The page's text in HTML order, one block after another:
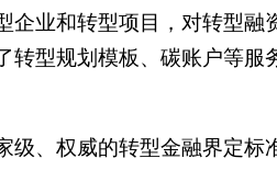
企业和转型项目，对转型融
转型规划模板、碳账户等服
、权威的转型金融界定标